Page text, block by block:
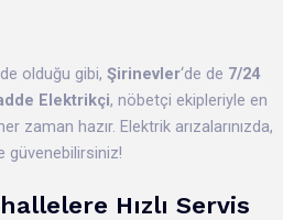
olduğu gibi, Şirinevler‘de de 7/24
Elektrikçi, nöbetçi ekipleriyle en
zaman hazır. Elektrik arızalarınızda,
güvenebilirsiniz!
Hızlı Servis